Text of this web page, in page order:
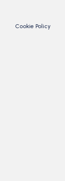
Cookie Policy